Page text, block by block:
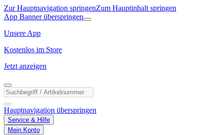
Zur Hauptnavigation springenZum Hauptinhalt springen
App Banner überspringen
Unsere App
Kostenlos im Store
Jetzt anzeigen
Hauptnavigation überspringen
Service & Hilfe
Mein Konto